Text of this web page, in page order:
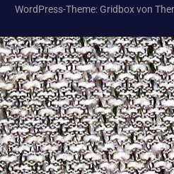
WordPress-Theme: Gridbox von